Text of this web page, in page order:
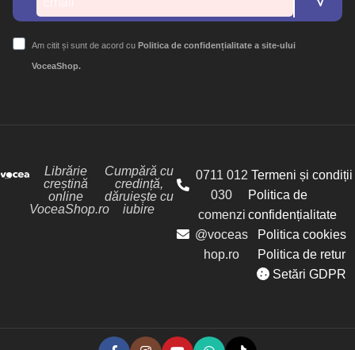
Am citit și sunt de acord cu Politica de confidențialitate a site-ului
VoceaShop.
Librărie
creștină
online
VoceaShop.ro
Cumpără cu
credință,
dăruiește cu
iubire
0711 012
030
comenzi
@voceas
hop.ro
Termeni și condiții
Politica de
confidențialitate
Politica cookies
Politica de retur
Setări GDPR